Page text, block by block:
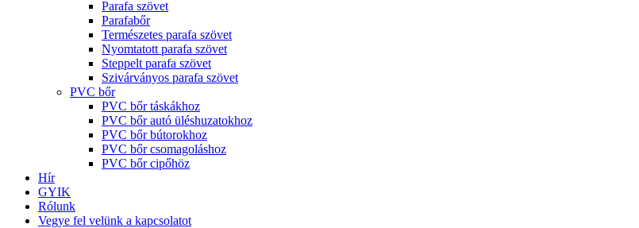
Parafa szövet
Parafabőr
Természetes parafa szövet
Nyomtatott parafa szövet
Steppelt parafa szövet
Szivárványos parafa szövet
PVC bőr
PVC bőr táskákhoz
PVC bőr autó üléshuzatokhoz
PVC bőr bútorokhoz
PVC bőr csomagoláshoz
PVC bőr cipőhöz
Hír
GYIK
Rólunk
Vegye fel velünk a kapcsolatot